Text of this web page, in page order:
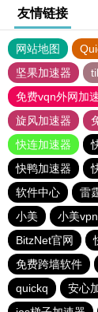
友情链接
网站地图
坚果加速器
免费vqn外网加
旋风加速器
快连加速器
快鸭加速器
软件中心
雷
小美
小美vpn
BitzNet官网
免费跨墙软件
quickq
安心